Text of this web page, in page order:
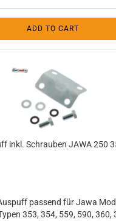
ADD TO CART
inkl. Schrauben JAWA 250
passend für Jawa
353, 354, 559, 590, 360,